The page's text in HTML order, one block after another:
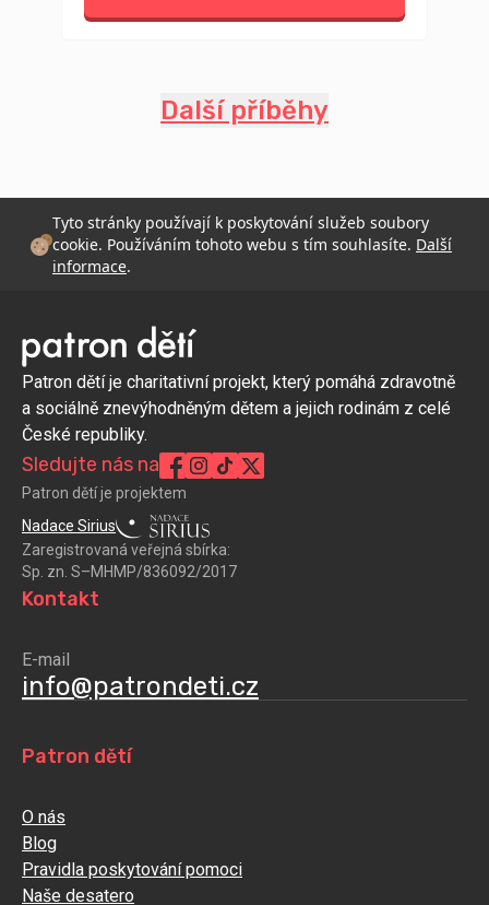
Další příběhy
Tyto stránky používají k poskytování služeb soubory
cookie. Používáním tohoto webu s tím souhlasíte. Další
informace.
Patron dětí je charitativní projekt, který pomáhá zdravotně
a sociálně znevýhodněným dětem a jejich rodinám z celé
České republiky.
Sledujte nás na
Patron dětí je projektem
Nadace Sirius
Zaregistrovaná veřejná sbírka:
Sp. zn. S–MHMP/836092/2017
Patron dětí
O nás
Blog
Pravidla poskytování pomoci
Naše desatero
Kontakt
E-mail
info@patrondeti.cz